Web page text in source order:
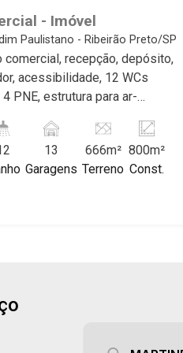
Jardim Botânico, Jardim
Vila do Golfe, City
Jardim Canadá, Guaporé, Ilhas
Jardim Nova Aliança, Boulevard,
Sumaré, Jardim América,
Ipê, Jardim Irajá, Royal Park,
Califórnia, Quinta da Primavera,
Paulista, Vila Seixas, Jardim
Jardim dos Guaporés e Bella
e Industrial. Avenida
- Imóvel
Paulistano - Ribeirão Preto/SP
comercial, recepção, depósito,
acessibilidade, 12 WCs
PNE, estrutura para ar-
380W, 13 vagas, excelente
próximo à Av. Francisco
Imobiliária,
13
Garagens
666m²
Terreno
800m²
Const.